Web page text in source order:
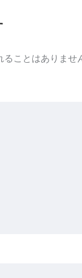
ことはありませ